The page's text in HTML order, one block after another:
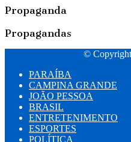
Propaganda
Propagandas
© Copyright
PARAÍBA
CAMPINA GRANDE
JOÃO PESSOA
BRASIL
ENTRETENIMENTO
ESPORTES
POLÍTICA